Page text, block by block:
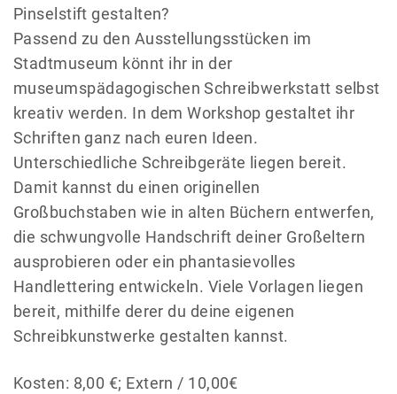
Pinselstift gestalten?
Passend zu den Ausstellungsstücken im
Stadtmuseum könnt ihr in der
museumspädagogischen Schreibwerkstatt selbst
kreativ werden. In dem Workshop gestaltet ihr
Schriften ganz nach euren Ideen.
Unterschiedliche Schreibgeräte liegen bereit.
Damit kannst du einen originellen
Großbuchstaben wie in alten Büchern entwerfen,
die schwungvolle Handschrift deiner Großeltern
ausprobieren oder ein phantasievolles
Handlettering entwickeln. Viele Vorlagen liegen
bereit, mithilfe derer du deine eigenen
Schreibkunstwerke gestalten kannst.
Kosten: 8,00 €; Extern / 10,00€